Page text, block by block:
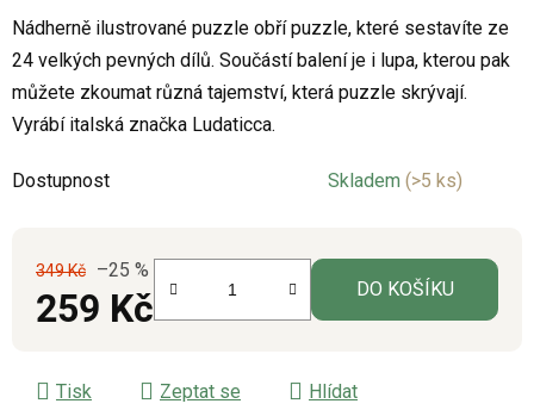
je
0,0
z
5
Nádherně ilustrované puzzle obří puzzle, které sestavíte ze
24 velkých pevných dílů. Součástí balení je i lupa, kterou pak
můžete zkoumat různá tajemství, která puzzle skrývají.
Vyrábí italská značka Ludaticca.
Dostupnost Skladem (>5 ks)
349 Kč –25 %
259 Kč DO KOŠÍKU
Tisk Zeptat se
Hlídat